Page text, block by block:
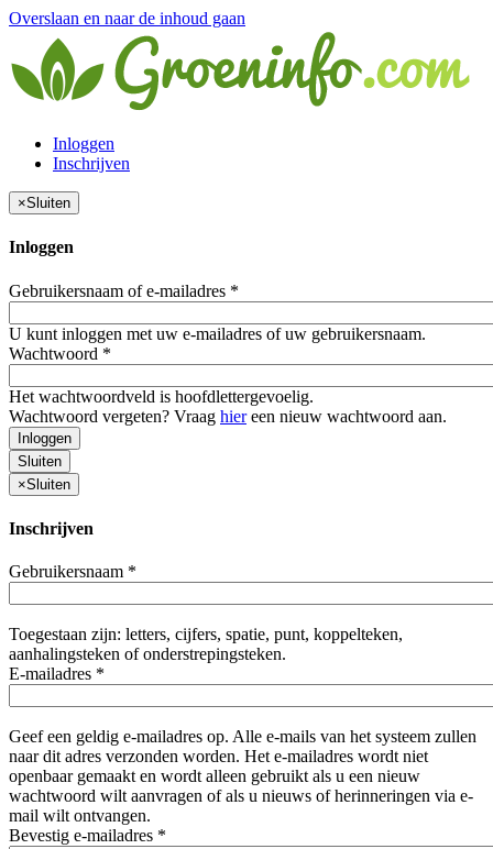
Overslaan en naar de inhoud gaan
Inloggen
Inschrijven
×Sluiten
Inloggen
Gebruikersnaam of e-mailadres *
U kunt inloggen met uw e-mailadres of uw gebruikersnaam.
Wachtwoord *
Het wachtwoordveld is hoofdlettergevoelig.
Wachtwoord vergeten? Vraag hiereen nieuw wachtwoord aan.
Inloggen
Sluiten
×Sluiten
Inschrijven
Gebruikersnaam *
Toegestaan zijn: letters, cijfers, spatie, punt, koppelteken,
aanhalingsteken of onderstrepingsteken.
E-mailadres *
Geef een geldig e-mailadres op. Alle e-mails van het systeem zullen
naar dit adres verzonden worden. Het e-mailadres wordt niet
openbaar gemaakt en wordt alleen gebruikt als u een nieuw
wachtwoord wilt aanvragen of als u nieuws of herinneringen via e-
mail wilt ontvangen.
Bevestig e-mailadres *